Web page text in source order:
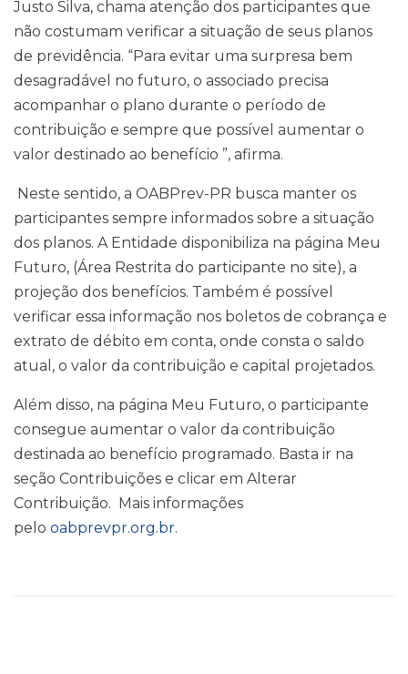
Justo Silva, chama atenção dos participantes que
não costumam verificar a situação de seus planos
de previdência. “Para evitar uma surpresa bem
desagradável no futuro, o associado precisa
acompanhar o plano durante o período de
contribuição e sempre que possível aumentar o
valor destinado ao benefício ”, afirma.
Neste sentido, a OABPrev-PR busca manter os
participantes sempre informados sobre a situação
dos planos. A Entidade disponibiliza na página Meu
Futuro, (Área Restrita do participante no site), a
projeção dos benefícios. Também é possível
verificar essa informação nos boletos de cobrança e
extrato de débito em conta, onde consta o saldo
atual, o valor da contribuição e capital projetados.
Além disso, na página Meu Futuro, o participante
consegue aumentar o valor da contribuição
destinada ao benefício programado. Basta ir na
seção Contribuições e clicar em Alterar
Contribuição. Mais informações
pelo oabprevpr.org.br.